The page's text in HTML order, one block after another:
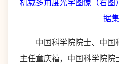
机载多角度光学图像（右图
据集
中国科学院院士、中国
主任童庆禧，中国科学院院